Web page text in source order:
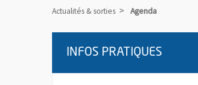
Actualités & sorties Agenda
INFOS PRATIQUES